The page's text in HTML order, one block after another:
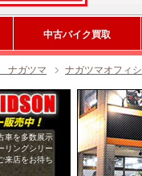
中古バイク買取
ナガツマ ナガツマオフィ
車を多数展示
リングシリー
来店をお待ち